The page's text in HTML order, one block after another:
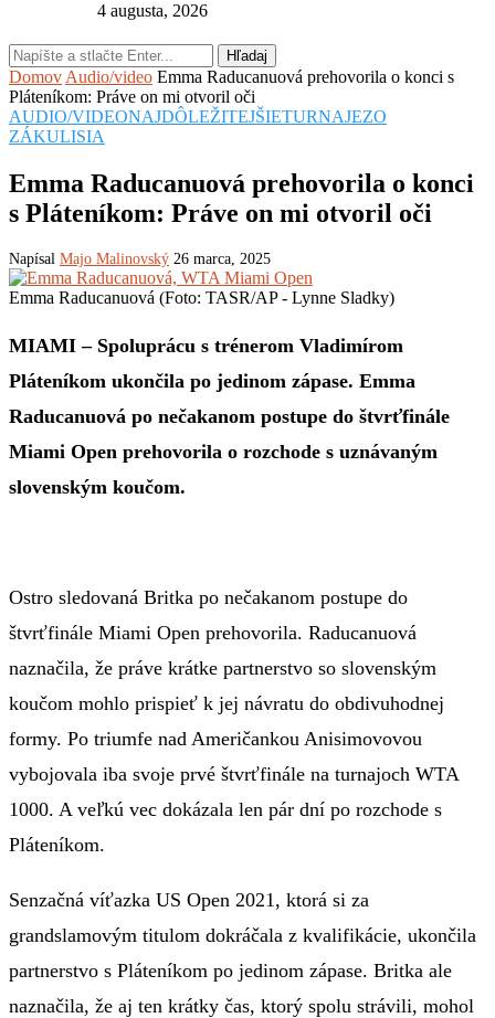
4 augusta, 2026
Hľadaj
Domov Audio/video Emma Raducanuová prehovorila o konci s
Pláteníkom: Práve on mi otvoril oči
AUDIO/VIDEONAJDÔLEŽITEJŠIETURNAJEZO
ZÁKULISIA
Emma Raducanuová prehovorila o konci
s Pláteníkom: Práve on mi otvoril oči
Napísal Majo Malinovský 26 marca, 2025
Emma Raducanuová (Foto: TASR/AP - Lynne Sladky)
MIAMI – Spoluprácu s trénerom Vladimírom
Pláteníkom ukončila po jedinom zápase. Emma
Raducanuová po nečakanom postupe do štvrťfinále
Miami Open prehovorila o rozchode s uznávaným
slovenským koučom.
Ostro sledovaná Britka po nečakanom postupe do
štvrťfinále Miami Open prehovorila. Raducanuová
naznačila, že práve krátke partnerstvo so slovenským
koučom mohlo prispieť k jej návratu do obdivuhodnej
formy. Po triumfe nad Američankou Anisimovovou
vybojovala iba svoje prvé štvrťfinále na turnajoch WTA
1000. A veľkú vec dokázala len pár dní po rozchode s
Pláteníkom.
Senzačná víťazka US Open 2021, ktorá si za
grandslamovým titulom dokráčala z kvalifikácie, ukončila
partnerstvo s Pláteníkom po jedinom zápase. Britka ale
naznačila, že aj ten krátky čas, ktorý spolu strávili, mohol